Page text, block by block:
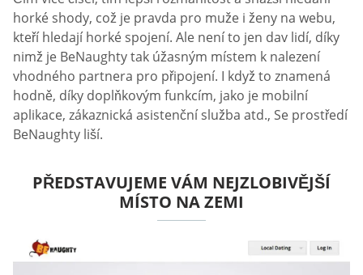
horké shody, což je pravda pro muže i ženy na webu,
kteří hledají horké spojení. Ale není to jen dav lidí, díky
nimž je BeNaughty tak úžasným místem k nalezení
vhodného partnera pro připojení. I když to znamená
hodně, díky doplňkovým funkcím, jako je mobilní
aplikace, zákaznická asistenční služba atd., Se prostředí
BeNaughty liší.
PŘEDSTAVUJEME VÁM NEJZLOBIVĚJŠÍ
MÍSTO NA ZEMI